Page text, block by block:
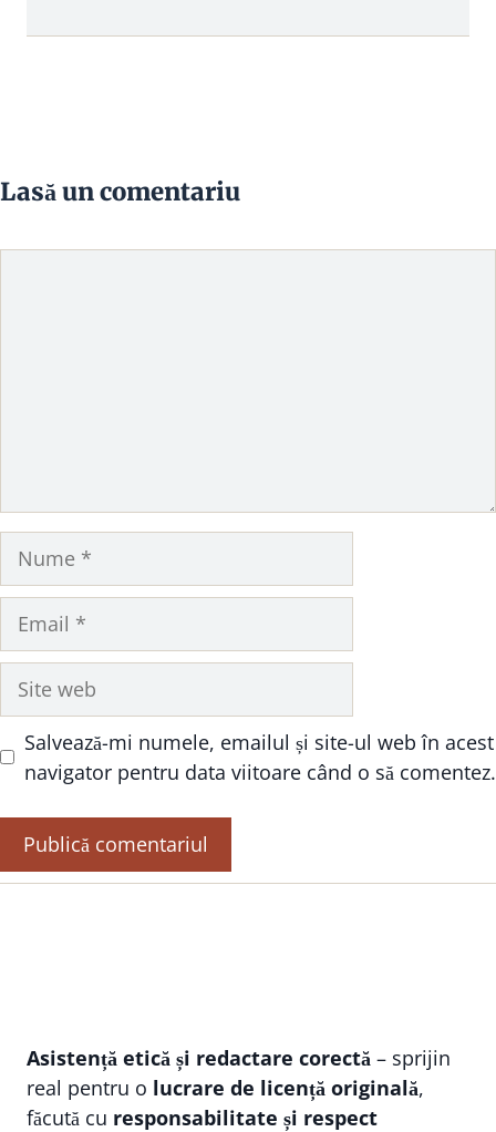
Lasă un comentariu
Site
web
Salvează-mi numele, emailul și site-ul web în acest
navigator pentru data viitoare când o să comentez.
Asistență etică și redactare corectă – sprijin
real pentru o lucrare de licență originală,
făcută cu responsabilitate și respect